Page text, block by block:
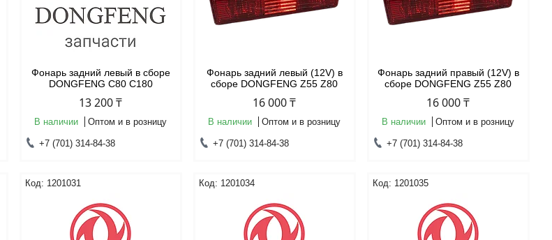
Фонарь задний левый в сборе
DONGFENG C80 C180
13 200 ₸
В наличии Оптом и в розницу
+7 (701) 314-84-38
Фонарь задний левый (12V) в
сборе DONGFENG Z55 Z80
16 000 ₸
В наличии Оптом и в розницу
+7 (701) 314-84-38
Фонарь задний правый (12V) в
сборе DONGFENG Z55 Z80
16 000 ₸
В наличии Оптом и в розницу
+7 (701) 314-84-38
1201031 1201034 1201035